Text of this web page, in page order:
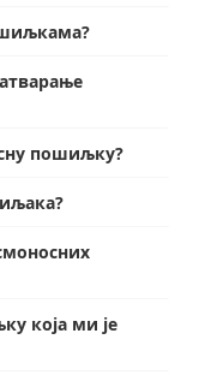
пошиљку?
која ми је